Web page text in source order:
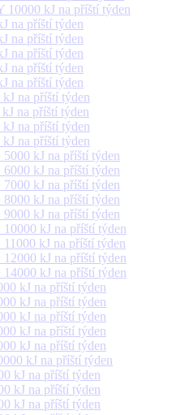
kJ na příští týden
na příští týden
na příští týden
na příští týden
na příští týden
na příští týden
na příští týden
na příští týden
na příští týden
na příští týden
kJ na příští týden
kJ na příští týden
kJ na příští týden
kJ na příští týden
kJ na příští týden
kJ na příští týden
kJ na příští týden
kJ na příští týden
kJ na příští týden
kJ na příští týden
kJ na příští týden
kJ na příští týden
kJ na příští týden
kJ na příští týden
kJ na příští týden
kJ na příští týden
kJ na příští týden
kJ na příští týden